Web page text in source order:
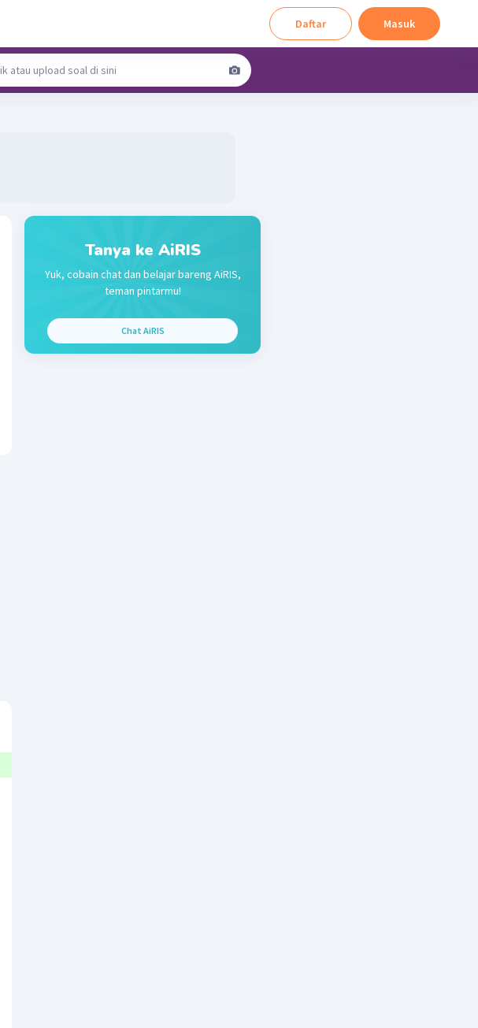
Daftar Masuk
Tanya ke AiRIS
Yuk, cobain chat dan belajar bareng AiRIS,
teman pintarmu!
Chat AiRIS